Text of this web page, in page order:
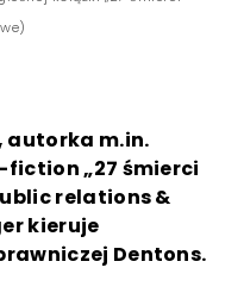
autorka m.in.
„27 śmierci
relations &
kieruje
Dentons.